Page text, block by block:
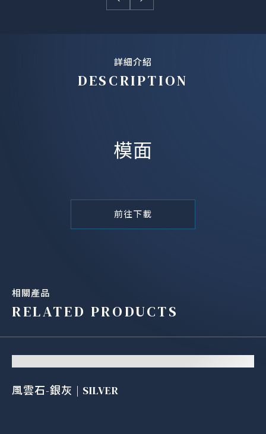
詳細介紹
DESCRIPTION
模面
前往下載
相關產品
RELATED PRODUCTS